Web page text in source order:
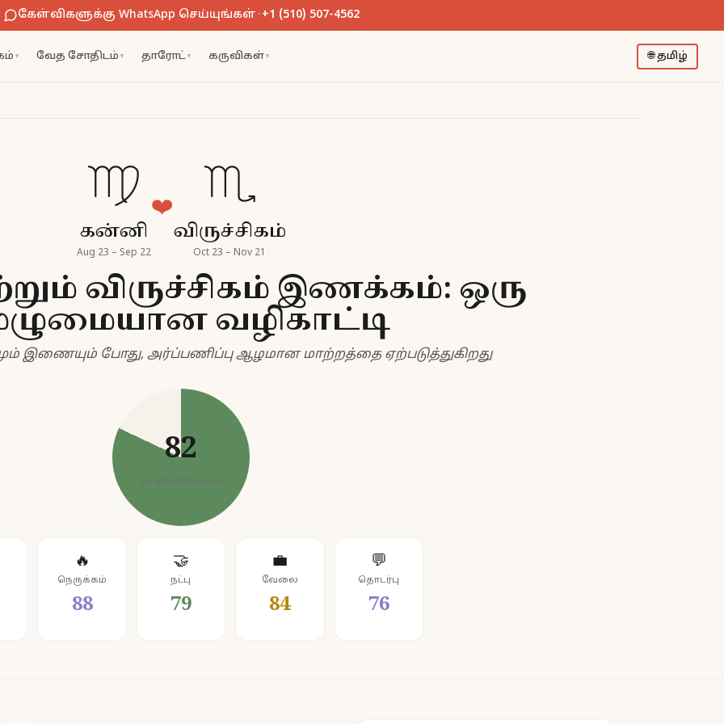
கேள்விகளுக்கு WhatsApp செய்யுங்கள் · +1 (510) 507-4562
▼ வேத சோதிடம் ▼ தாரோட் ▼ கருவிகள் ▼ 🌐தமிழ்
♍
கன்னி
Aug 23 – Sep 22
❤️ ♏
விருச்சிகம்
Oct 23 – Nov 21
விருச்சிகம் இணக்கம்: ஒரு
வழிகாட்டி
இணையும் போது, அர்ப்பணிப்பு ஆழமான மாற்றத்தை ஏற்படுத்துகிறது
82
ஒட்டுமொத்தமாக
🔥
நெருக்கம்
88
🤝
நட்பு
79
💼
வேலை
84
💬
தொடர்பு
76